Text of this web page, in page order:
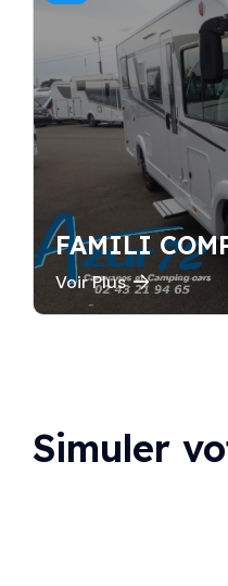
Voir Plus
FAMILI
Simuler